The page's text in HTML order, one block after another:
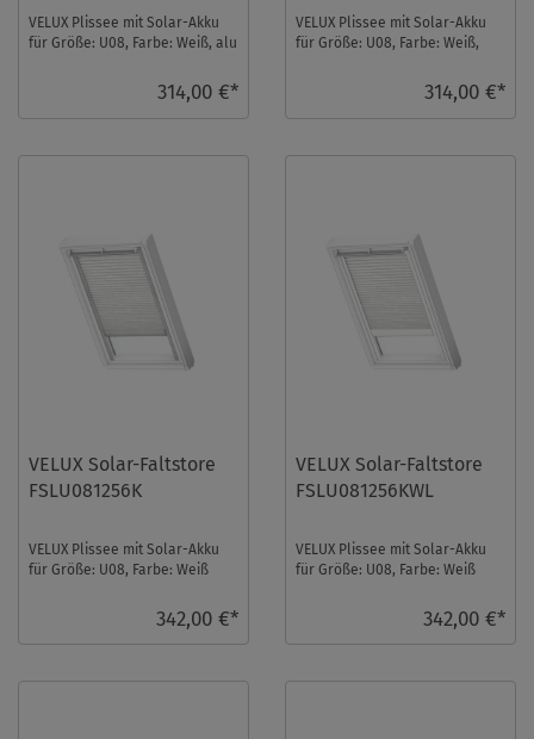
VELUX Plissee mit Solar-Akku
für Größe: U08, Farbe: Weiß, alu
314,00 €*
VELUX Plissee mit Solar-Akku
für Größe: U08, Farbe: Weiß,
314,00 €*
VELUX Solar-Faltstore
FSLU081256K
VELUX Plissee mit Solar-Akku
für Größe: U08, Farbe: Weiß
342,00 €*
VELUX Solar-Faltstore
FSLU081256KWL
VELUX Plissee mit Solar-Akku
für Größe: U08, Farbe: Weiß
342,00 €*